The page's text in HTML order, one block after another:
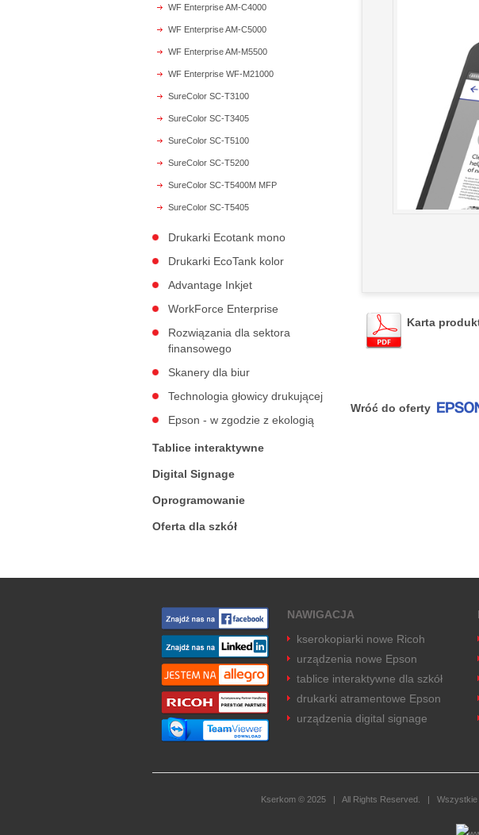
WF Enterprise AM-C4000
WF Enterprise AM-C5000
WF Enterprise AM-M5500
WF Enterprise WF-M21000
SureColor SC-T3100
SureColor SC-T3405
SureColor SC-T5100
SureColor SC-T5200
SureColor SC-T5400M MFP
SureColor SC-T5405
Drukarki Ecotank mono
Drukarki EcoTank kolor
Advantage Inkjet
WorkForce Enterprise
Rozwiązania dla sektora
finansowego
Skanery dla biur
Technologia głowicy drukującej
Epson - w zgodzie z ekologią
Tablice interaktywne
Digital Signage
Oprogramowanie
Oferta dla szkół
Karta
Wróć do oferty
NAWIGACJA
kserokopiarki nowe Ricoh
urządzenia nowe Epson
tablice interaktywne dla szkół
drukarki atramentowe Epson
urządzenia digital signage
Kserkom © 2025 | All Rights Reserved. | Wszystkie